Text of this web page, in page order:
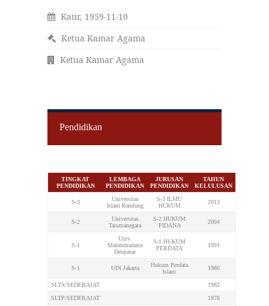
Kaur, 1959-11-10
Ketua Kamar Agama
Ketua Kamar Agama
Pendidikan
TINGKAT
PENDIDIKAN
LEMBAGA
PENDIDIKAN
JURUSAN
PENDIDIKAN
TAHUN
KELULUSAN
S-3
Universitas
Islam Bandung
S-3 ILMU
HUKUM
2013
S-2
Universitas
Tarumanegara
S-2 HUKUM
PIDANA
2004
S-1
Univ.
Mahendradatta
Denpasar
S-1 HUKUM
PERDATA
1991
S-1 UIN Jakarta
Hukum Perdata
Islam
1986
SLTA/SEDERAJAT
1982
SLTP/SEDERAJAT
1978